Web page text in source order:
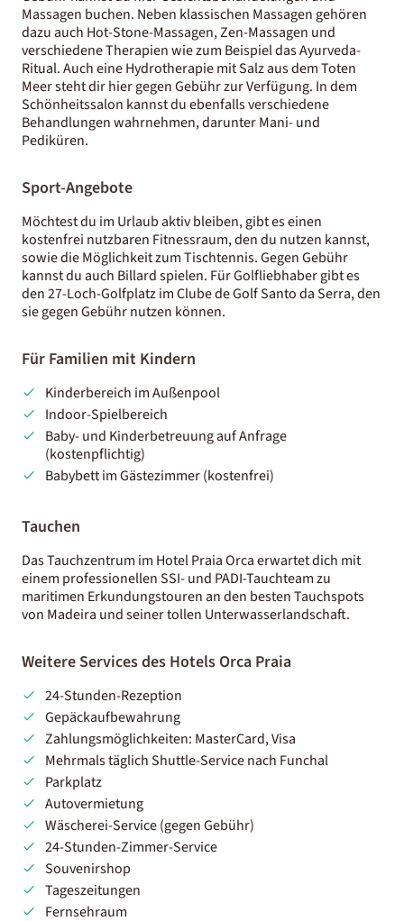
Massagen buchen. Neben klassischen Massagen gehören
dazu auch Hot-Stone-Massagen, Zen-Massagen und
verschiedene Therapien wie zum Beispiel das Ayurveda-
Ritual. Auch eine Hydrotherapie mit Salz aus dem Toten
Meer steht dir hier gegen Gebühr zur Verfügung. In dem
Schönheitssalon kannst du ebenfalls verschiedene
Behandlungen wahrnehmen, darunter Mani- und
Pediküren.
Sport-Angebote
Möchtest du im Urlaub aktiv bleiben, gibt es einen
kostenfrei nutzbaren Fitnessraum, den du nutzen kannst,
sowie die Möglichkeit zum Tischtennis. Gegen Gebühr
kannst du auch Billard spielen. Für Golfliebhaber gibt es
den 27-Loch-Golfplatz im Clube de Golf Santo da Serra, den
sie gegen Gebühr nutzen können.
Für Familien mit Kindern
Kinderbereich im Außenpool
Indoor-Spielbereich
Baby- und Kinderbetreuung auf Anfrage
(kostenpflichtig)
Babybett im Gästezimmer (kostenfrei)
Tauchen
Das Tauchzentrum im Hotel Praia Orca erwartet dich mit
einem professionellen SSI- und PADI-Tauchteam zu
maritimen Erkundungstouren an den besten Tauchspots
von Madeira und seiner tollen Unterwasserlandschaft.
Weitere Services des Hotels Orca Praia
24-Stunden-Rezeption
Gepäckaufbewahrung
Zahlungsmöglichkeiten: MasterCard, Visa
Mehrmals täglich Shuttle-Service nach Funchal
Parkplatz
Autovermietung
Wäscherei-Service (gegen Gebühr)
24-Stunden-Zimmer-Service
Souvenirshop
Tageszeitungen
Fernsehraum